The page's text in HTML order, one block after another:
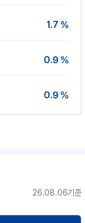
1.7 %
0.9 %
0.9 %
26.08.06기준